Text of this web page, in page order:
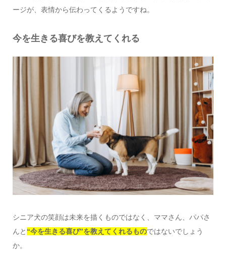
ージが、表情から伝わってくるようですね。
今を生きる喜びを教えてくれる
シニア犬の笑顔は未来を描くものではなく、ママさん、パパさ
んと “今を生きる喜び”を教えてくれるものではないでしょう
か。